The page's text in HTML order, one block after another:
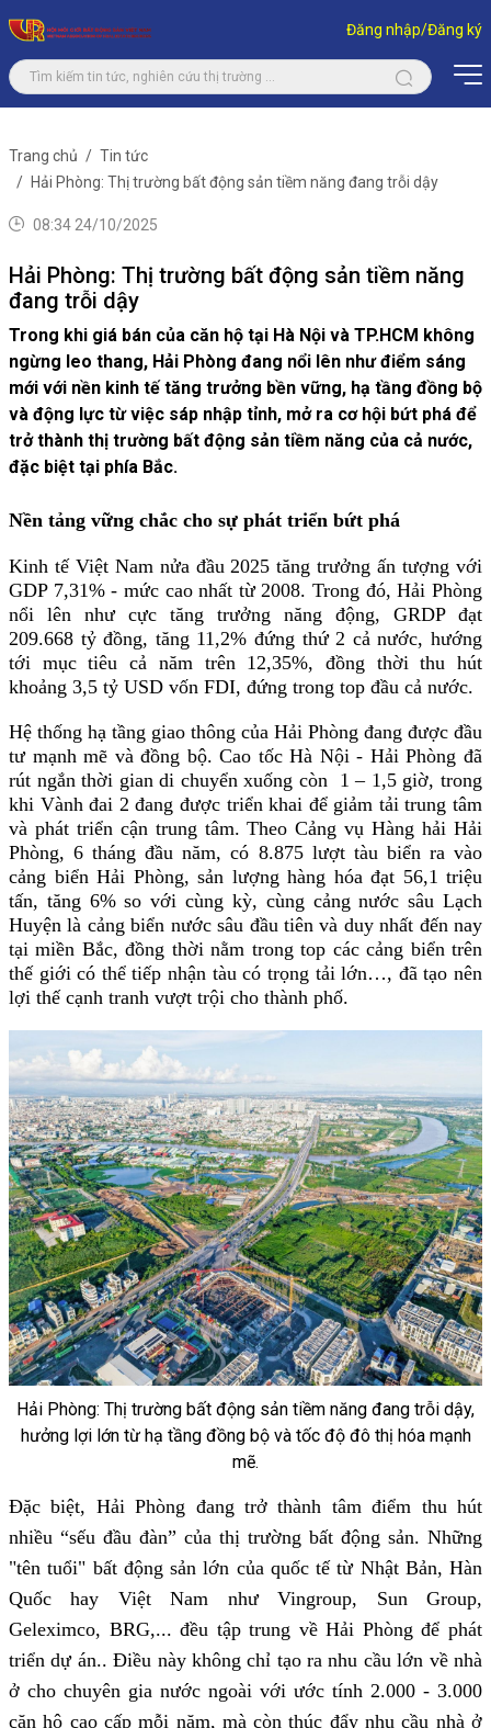
Đăng nhập/Đăng ký
Trang chủ
Tin tức
Hải Phòng: Thị trường bất động sản tiềm năng đang trỗi dậy
08:34 24/10/2025
Hải Phòng: Thị trường bất động sản tiềm năng
đang trỗi dậy
Trong khi giá bán của căn hộ tại Hà Nội và TP.HCM không
ngừng leo thang, Hải Phòng đang nổi lên như điểm sáng
mới với nền kinh tế tăng trưởng bền vững, hạ tầng đồng bộ
và động lực từ việc sáp nhập tỉnh, mở ra cơ hội bứt phá để
trở thành thị trường bất động sản tiềm năng của cả nước,
đặc biệt tại phía Bắc.
Nền tảng vững chắc cho sự phát triển bứt phá
Kinh tế Việt Nam nửa đầu 2025 tăng trưởng ấn tượng với
GDP 7,31% - mức cao nhất từ 2008. Trong đó, Hải Phòng
nổi lên như cực tăng trưởng năng động, GRDP đạt
209.668 tỷ đồng, tăng 11,2% đứng thứ 2 cả nước, hướng
tới mục tiêu cả năm trên 12,35%, đồng thời thu hút
khoảng 3,5 tỷ USD vốn FDI, đứng trong top đầu cả nước.
Hệ thống hạ tầng giao thông của Hải Phòng đang được đầu
tư mạnh mẽ và đồng bộ. Cao tốc Hà Nội - Hải Phòng đã
rút ngắn thời gian di chuyển xuống còn  1 – 1,5 giờ, trong
khi Vành đai 2 đang được triển khai để giảm tải trung tâm
và phát triển cận trung tâm. Theo Cảng vụ Hàng hải Hải
Phòng, 6 tháng đầu năm, có 8.875 lượt tàu biển ra vào
cảng biển Hải Phòng, sản lượng hàng hóa đạt 56,1 triệu
tấn, tăng 6% so với cùng kỳ, cùng cảng nước sâu Lạch
Huyện là cảng biển nước sâu đầu tiên và duy nhất đến nay
tại miền Bắc, đồng thời nằm trong top các cảng biển trên
thế giới có thể tiếp nhận tàu có trọng tải lớn…, đã tạo nên
lợi thế cạnh tranh vượt trội cho thành phố.
Hải Phòng: Thị trường bất động sản tiềm năng đang trỗi dậy,
hưởng lợi lớn từ hạ tầng đồng bộ và tốc độ đô thị hóa mạnh
mẽ.
Đặc biệt, Hải Phòng đang trở thành tâm điểm thu hút
nhiều “sếu đầu đàn” của thị trường bất động sản. Những
"tên tuổi" bất động sản lớn của quốc tế từ Nhật Bản, Hàn
Quốc hay Việt Nam như Vingroup, Sun Group,
Geleximco, BRG,... đều tập trung về Hải Phòng để phát
triển dự án.. Điều này không chỉ tạo ra nhu cầu lớn về nhà
ở cho chuyên gia nước ngoài với ước tính 2.000 - 3.000
căn hộ cao cấp mỗi năm, mà còn thúc đẩy nhu cầu nhà ở